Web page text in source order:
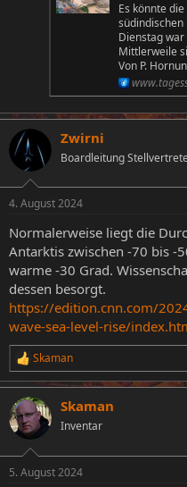
Es könnte
Dienstag
Mittlerweile
Von P.
Zwirni
Boardleitung
4. August 2024
Normalerweise liegt die
Antarktis zwischen -70 bis -
warme -30 Grad.
dessen besorgt.
https://edition.cnn.com/
wave-sea-level-rise/
R
e
a
k
t
i
e
Skaman
Skaman
Inventar
5. August 2024